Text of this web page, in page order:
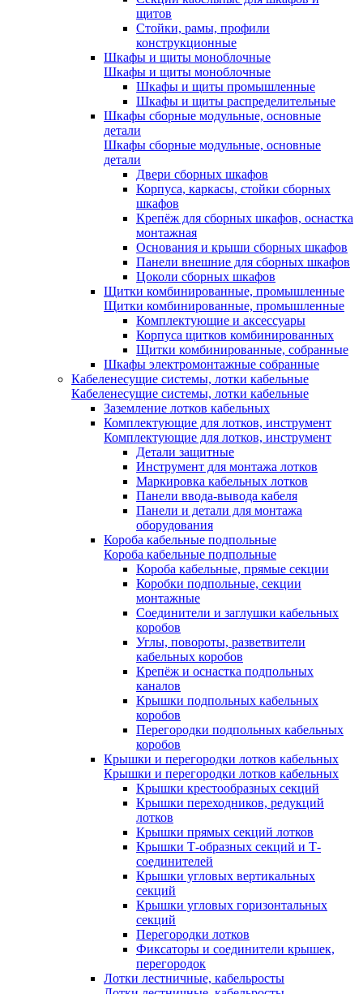
щитов
Стойки, рамы, профили
конструкционные
Шкафы и щиты моноблочные
Шкафы и щиты моноблочные
Шкафы и щиты промышленные
Шкафы и щиты распределительные
Шкафы сборные модульные, основные
детали
Шкафы сборные модульные, основные
детали
Двери сборных шкафов
Корпуса, каркасы, стойки сборных
шкафов
Крепёж для сборных шкафов, оснастка
монтажная
Основания и крыши сборных шкафов
Панели внешние для сборных шкафов
Цоколи сборных шкафов
Щитки комбинированные, промышленные
Щитки комбинированные, промышленные
Комплектующие и аксессуары
Корпуса щитков комбинированных
Щитки комбинированные, собранные
Шкафы электромонтажные собранные
Кабеленесущие системы, лотки кабельные
Кабеленесущие системы, лотки кабельные
Заземление лотков кабельных
Комплектующие для лотков, инструмент
Комплектующие для лотков, инструмент
Детали защитные
Инструмент для монтажа лотков
Маркировка кабельных лотков
Панели ввода-вывода кабеля
Панели и детали для монтажа
оборудования
Короба кабельные подпольные
Короба кабельные подпольные
Короба кабельные, прямые секции
Коробки подпольные, секции
монтажные
Соединители и заглушки кабельных
коробов
Углы, повороты, разветвители
кабельных коробов
Крепёж и оснастка подпольных
каналов
Крышки подпольных кабельных
коробов
Перегородки подпольных кабельных
коробов
Крышки и перегородки лотков кабельных
Крышки и перегородки лотков кабельных
Крышки крестообразных секций
Крышки переходников, редукций
лотков
Крышки прямых секций лотков
Крышки Т-образных секций и Т-
соединителей
Крышки угловых вертикальных
секций
Крышки угловых горизонтальных
секций
Перегородки лотков
Фиксаторы и соединители крышек,
перегородок
Лотки лестничные, кабельросты